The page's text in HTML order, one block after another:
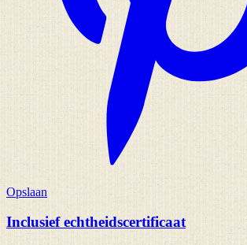
Opslaan
Inclusief echtheidscertificaat